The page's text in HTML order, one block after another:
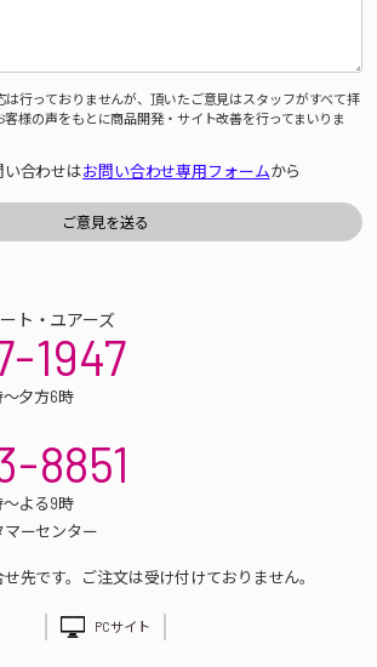
は行っておりませんが、頂いたご意見はスタッフがすべて拝
客様の声をもとに商品開発・サイト改善を行ってまいりま
合わせはお問い合わせ専用フォームから
ト・ユアーズ
1947
～夕方6時
8851
～よる9時
ーセンター
先です。ご注文は受け付けておりません。
PCサイト